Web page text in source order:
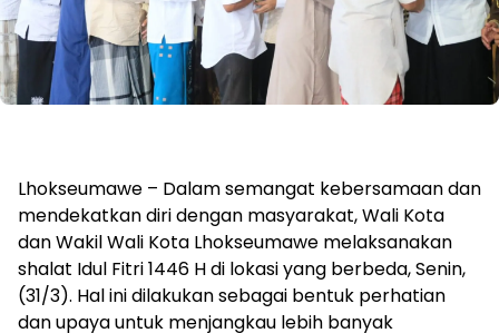
Lhokseumawe – Dalam semangat kebersamaan dan
mendekatkan diri dengan masyarakat, Wali Kota
dan Wakil Wali Kota Lhokseumawe melaksanakan
shalat Idul Fitri 1446 H di lokasi yang berbeda, Senin,
(31/3). Hal ini dilakukan sebagai bentuk perhatian
dan upaya untuk menjangkau lebih banyak